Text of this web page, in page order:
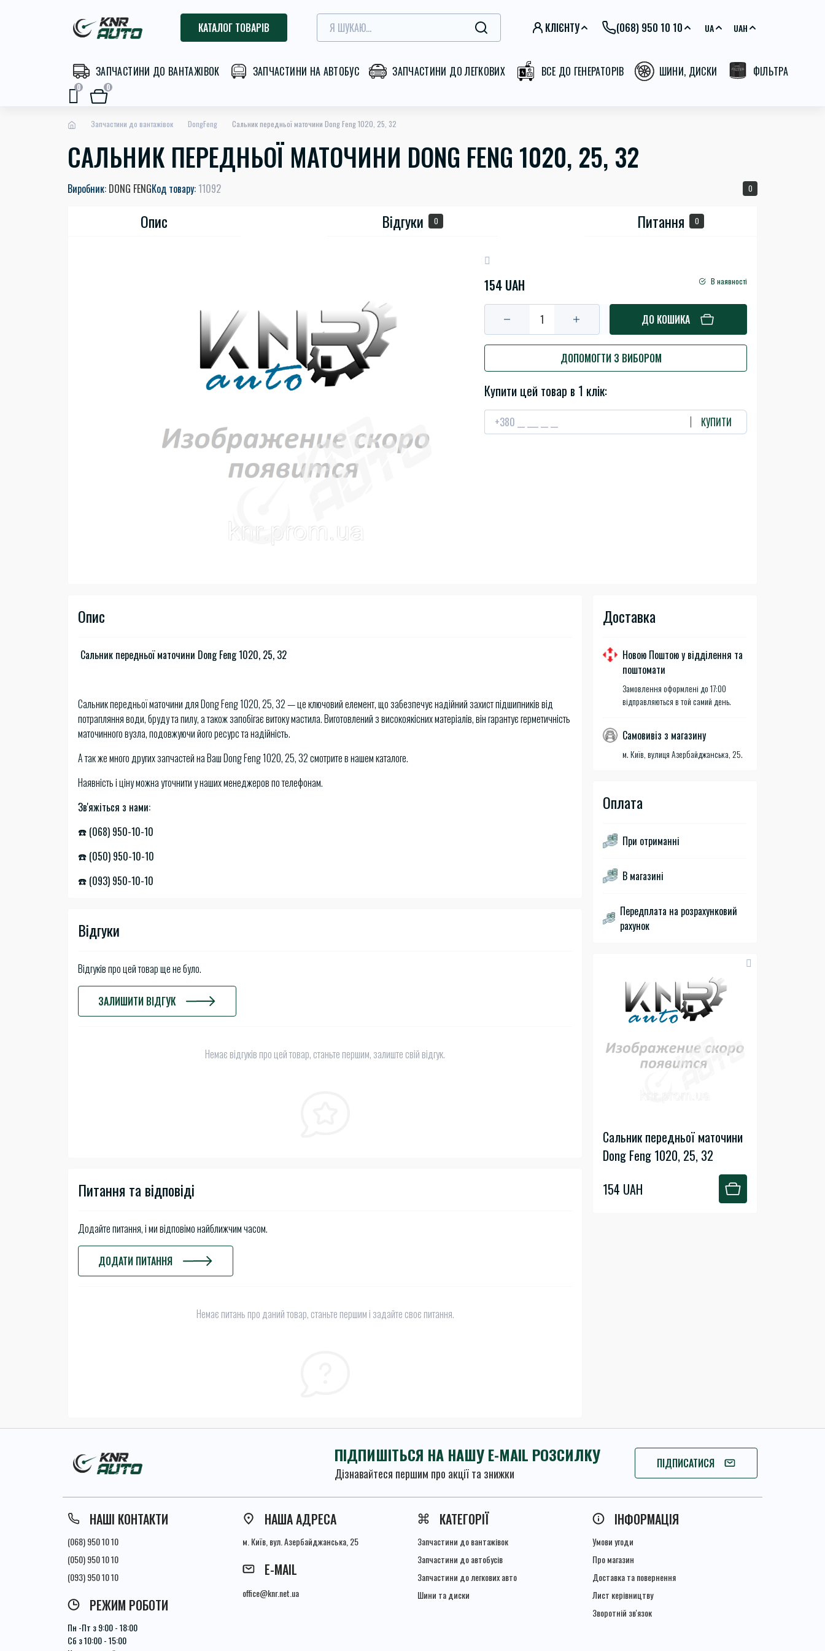
КАТАЛОГ ТОВАРІВ КЛІЄНТУ (068) 950 10 10 UA UAH
ЗАПЧАСТИНИ ДО ВАНТАЖІВОК ЗАПЧАСТИНИ НА АВТОБУС ЗАПЧАСТИНИ ДО ЛЕГКОВИХ ВСЕ ДО ГЕНЕРАТОРІВ ШИНИ, ДИСКИ ФІЛЬТРА
0 0
Запчастини до вантажівок DongFeng Сальник передньої маточини Dong Feng 1020, 25, 32
САЛЬНИК ПЕРЕДНЬОЇ МАТОЧИНИ DONG FENG 1020, 25, 32
Виробник: DONG FENGКод товару: 11092 0
Опис Відгуки 0 Питання 0
154 UAH В наявності
ДО КОШИКА
ДОПОМОГТИ З ВИБОРОМ
Купити цей товар в 1 клік:
КУПИТИ
Доставка
Новою Поштою у відділення та
поштомати
Замовлення оформлені до 17:00
відправляються в той самий день.
Самовивіз з магазину
м. Київ, вулиця Азербайджанська, 25.
Оплата
При отриманні
В магазині
Передплата на розрахунковий
рахунок
Сальник передньої маточини
Dong Feng 1020, 25, 32
154 UAH
Опис
Сальник передньої маточини Dong Feng 1020, 25, 32
Сальник передньої маточини для Dong Feng 1020, 25, 32 — це ключовий елемент, що забезпечує надійний захист підшипників від
потрапляння води, бруду та пилу, а також запобігає витоку мастила. Виготовлений з високоякісних матеріалів, він гарантує герметичність
маточинного вузла, подовжуючи його ресурс та надійність.
А так же много других запчастей на Ваш Dong Feng 1020, 25, 32 смотрите в нашем каталоге.
Наявність і ціну можна уточнити у наших менеджеров по телефонам.
Зв'яжіться з нами:
☎️ (068) 950-10-10
☎️ (050) 950-10-10
☎️ (093) 950-10-10
Відгуки
Відгуків про цей товар ще не було.
ЗАЛИШИТИ ВІДГУК
Немає відгуків про цей товар, станьте першим, залиште свій відгук.
Питання та відповіді
Додайте питання, і ми відповімо найближчим часом.
ДОДАТИ ПИТАННЯ
Немає питань про даний товар, станьте першим і задайте своє питання.
ПІДПИШІТЬСЯ НА НАШУ E-MAIL РОЗСИЛКУ
Дізнавайтеся першим про акції та знижки
ПІДПИСАТИСЯ
ПІДПИШІТЬСЯ
НАШІ КОНТАКТИ
(068) 950 10 10
(050) 950 10 10
(093) 950 10 10
РЕЖИМ РОБОТИ
Пн -Пт з 9:00 - 18:00
Сб з 10:00 - 15:00
НАША АДРЕСА
м. Київ, вул. Азербайджанська, 25
E-MAIL
office@knr.net.ua
КАТЕГОРІЇ
Запчастини до вантажівок
Запчастини до автобусів
Запчастини до легкових авто
Шини та диски
ІНФОРМАЦІЯ
Умови угоди
Про магазин
Доставка та повернення
Лист керівництву
Зворотній зв'язок